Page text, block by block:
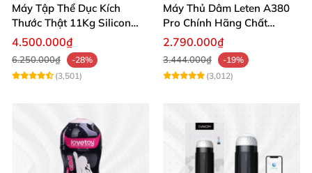
Máy Tập Thể Dục Kích
Thước Thật 11Kg Silicon
Cao Cấp Nhật Bản
4.500.000₫
6.250.000₫
-28%
(3,501)
Máy Thủ Dâm Leten A380
Pro Chính Hãng Chất
Lượng Cao
2.790.000₫
3.444.000₫
-19%
(3,012)